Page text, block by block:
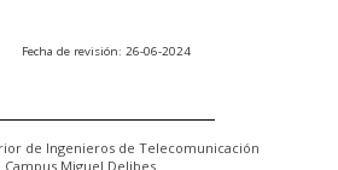
Fecha de revisión: 26-06-2024
de Ingenieros de Telecomunicación
Campus Miguel Delibes